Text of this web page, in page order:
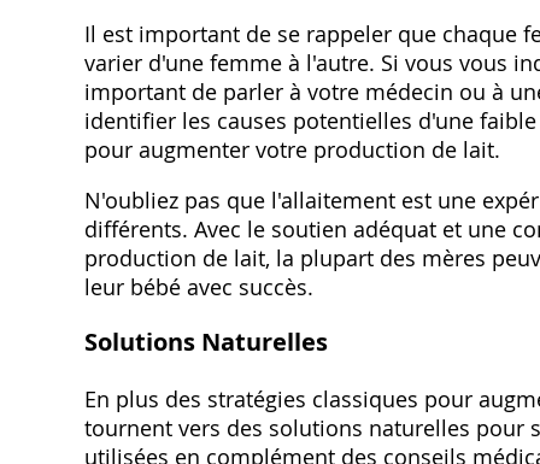
Il est important de se rappeler que chaque
varier d'une femme à l'autre. Si vous vous
important de parler à votre médecin ou à
identifier les causes potentielles d'une
pour augmenter votre production de lait.
N'oubliez pas que l'allaitement est une
différents. Avec le soutien adéquat et une
production de lait, la plupart des mères
leur bébé avec succès.
Solutions Naturelles
En plus des stratégies classiques pour
tournent vers des solutions naturelles pour
utilisées en complément des conseils